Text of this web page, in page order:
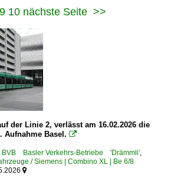
9 10 nächste Seite >>
der Linie 2, verlässt am 16.02.2026 die
Aufnahme Basel. 
BVB Basler Verkehrs-Betriebe 'Drämmli'
/ Siemens | Combino XL | Be 6/8
